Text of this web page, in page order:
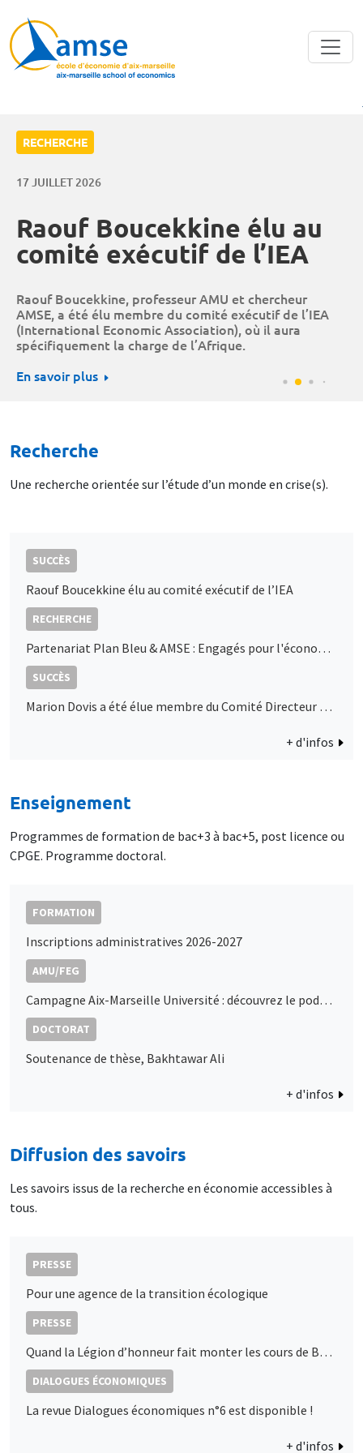
RECHERCHE
17 JUILLET 2026
Raouf Boucekkine élu au
comité exécutif de l’IEA
Raouf Boucekkine, professeur AMU et chercheur
AMSE, a été élu membre du comité exécutif de l’IEA
(International Economic Association), où il aura
spécifiquement la charge de l’Afrique.
En savoir plus
Recherche
Une recherche orientée sur l’étude d’un monde en crise(s).
SUCCÈS
Raouf Boucekkine élu au comité exécutif de l’IEA
RECHERCHE
Partenariat Plan Bleu & AMSE : Engagés pour l'économie durable en Méditerranée
SUCCÈS
Marion Dovis a été élue membre du Comité Directeur de l’AFSE
+ d'infos
Enseignement
Programmes de formation de bac+3 à bac+5, post licence ou
CPGE. Programme doctoral.
FORMATION
Inscriptions administratives 2026-2027
AMU/FEG
Campagne Aix-Marseille Université : découvrez le podcast de Marc Sangnier
DOCTORAT
Soutenance de thèse, Bakhtawar Ali
+ d'infos
Diffusion des savoirs
Les savoirs issus de la recherche en économie accessibles à
tous.
PRESSE
Pour une agence de la transition écologique
PRESSE
Quand la Légion d’honneur fait monter les cours de Bourse : les décorations d’État, signaux de proximité politique ?
DIALOGUES ÉCONOMIQUES
La revue Dialogues économiques n°6 est disponible !
+ d'infos